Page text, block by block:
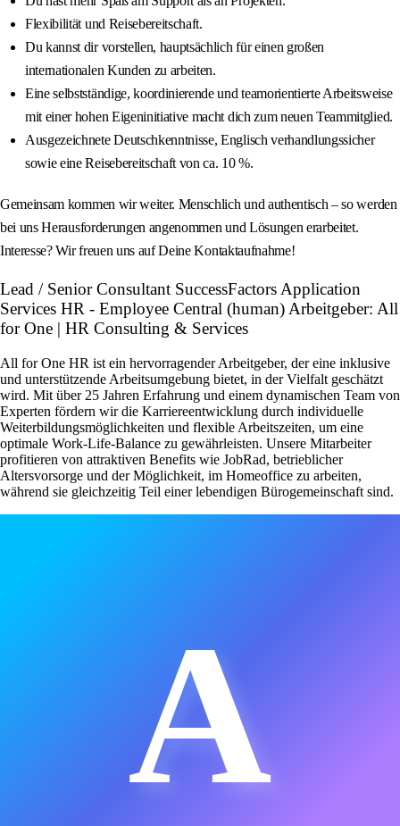
Flexibilität und Reisebereitschaft.
Du kannst dir vorstellen, hauptsächlich für einen großen
internationalen Kunden zu arbeiten.
Eine selbstständige, koordinierende und teamorientierte Arbeitsweise
mit einer hohen Eigeninitiative macht dich zum neuen Teammitglied.
Ausgezeichnete Deutschkenntnisse, Englisch verhandlungssicher
sowie eine Reisebereitschaft von ca. 10 %.
Gemeinsam kommen wir weiter. Menschlich und authentisch – so werden
bei uns Herausforderungen angenommen und Lösungen erarbeitet.
Interesse? Wir freuen uns auf Deine Kontaktaufnahme!
Lead / Senior Consultant SuccessFactors Application
Services HR - Employee Central (human) Arbeitgeber: All
for One | HR Consulting & Services
All for One HR ist ein hervorragender Arbeitgeber, der eine inklusive
und unterstützende Arbeitsumgebung bietet, in der Vielfalt geschätzt
wird. Mit über 25 Jahren Erfahrung und einem dynamischen Team von
Experten fördern wir die Karriereentwicklung durch individuelle
Weiterbildungsmöglichkeiten und flexible Arbeitszeiten, um eine
optimale Work-Life-Balance zu gewährleisten. Unsere Mitarbeiter
profitieren von attraktiven Benefits wie JobRad, betrieblicher
Altersvorsorge und der Möglichkeit, im Homeoffice zu arbeiten,
während sie gleichzeitig Teil einer lebendigen Bürogemeinschaft sind.
A